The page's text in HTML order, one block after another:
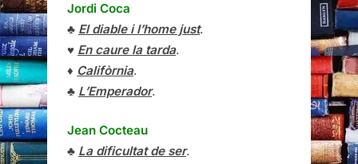
Jordi Coca
♣ El diable i l’home just.
♥ En caure la tarda.
♦ Califòrnia.
♣ L’Emperador.
Jean Cocteau
♣ La dificultat de ser.